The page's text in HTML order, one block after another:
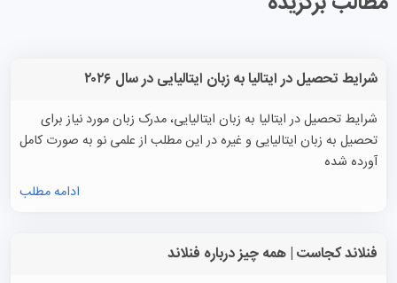
شرایط تحصیل در ایتالیا به زبان ایتالیایی در سال ۲۰۲۶
شرایط تحصیل در ایتالیا به زبان ایتالیایی، مدرک زبان مورد نیاز برای
تحصیل به زبان ایتالیایی و غیره در این مطلب از علمی نو به صورت کامل
آورده شده
ادامه مطلب
فنلاند کجاست | همه چیز درباره فنلاند